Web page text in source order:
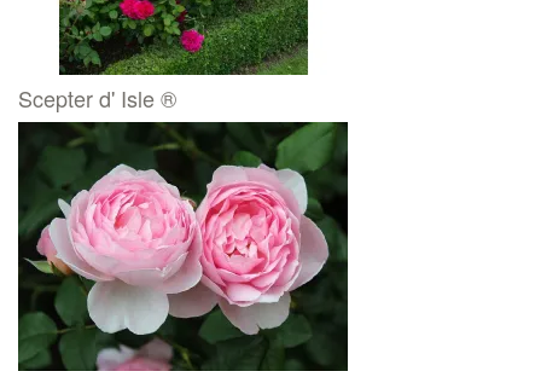
Scepter d' Isle ®